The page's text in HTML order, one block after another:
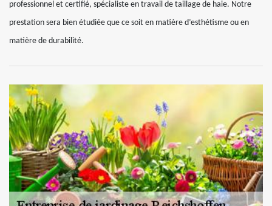
professionnel et certifié, spécialiste en travail de taillage de haie. Notre
prestation sera bien étudiée que ce soit en matière d’esthétisme ou en
matière de durabilité.